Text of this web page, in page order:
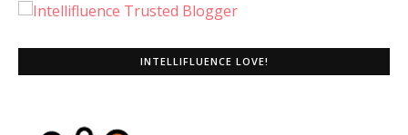
INTELLIFLUENCE LOVE!